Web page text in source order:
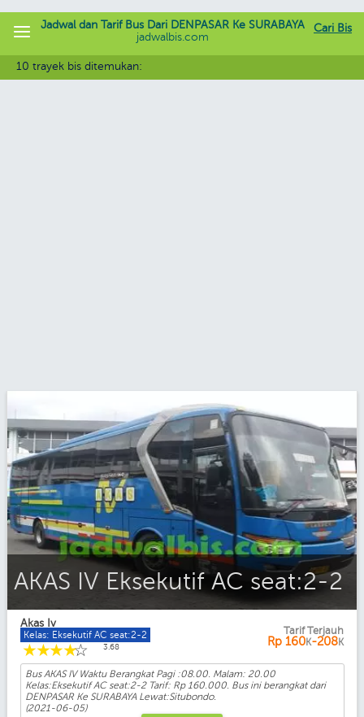
Cari Bis
Jadwal dan Tarif Bus Dari DENPASAR Ke SURABAYA
jadwalbis.com
10 trayek bis ditemukan:
AKAS IV Eksekutif AC seat:2-2
Akas Iv
Kelas: Eksekutif AC seat:2-2
☆
☆
☆
☆
☆ 3.68
Tarif Terjauh
Rp 160K-208K
Bus AKAS IV Waktu Berangkat Pagi :08.00. Malam: 20.00
Kelas:Eksekutif AC seat:2-2 Tarif: Rp 160.000. Bus ini berangkat dari
DENPASAR Ke SURABAYA Lewat:Situbondo.
(2021-06-05)